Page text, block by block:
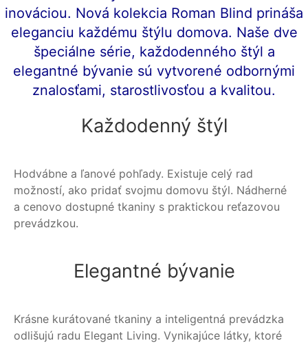
inováciou. Nová kolekcia Roman Blind prináša
eleganciu každému štýlu domova. Naše dve
špeciálne série, každodenného štýl a
elegantné bývanie sú vytvorené odbornými
znalosťami, starostlivosťou a kvalitou.
Každodenný štýl
Hodvábne a ľanové pohľady. Existuje celý rad
možností, ako pridať svojmu domovu štýl. Nádherné
a cenovo dostupné tkaniny s praktickou reťazovou
prevádzkou.
Elegantné bývanie
Krásne kurátované tkaniny a inteligentná prevádzka
odlišujú radu Elegant Living. Vynikajúce látky, ktoré